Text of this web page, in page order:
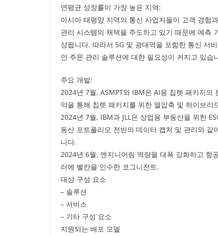
연평균 성장률이 가장 높은 지역:
아시아 태평양 지역의 통신 사업자들이 고객 경험
관리 시스템의 채택을 주도하고 있기 때문에 예측
상됩니다. 따라서 5G 및 광대역을 포함한 통신 서
인 주문 관리 솔루션에 대한 필요성이 커지고 있습
주요 개발:
2024년 7월, ASMPT와 IBM은 AI용 칩렛 패키지의
약을 통해 칩렛 패키지를 위한 열압축 및 하이브
2024년 7월, IBM과 JLL은 상업용 부동산을 위한
동산 포트폴리오 전반의 데이터 캡처 및 관리와
니다.
2024년 6월, 엔지니어링 역량을 대폭 강화하고 항
러에 벨칸을 인수한 코그니전트.
대상 구성 요소
– 솔루션
– 서비스
– 기타 구성 요소
지원되는 배포 모델